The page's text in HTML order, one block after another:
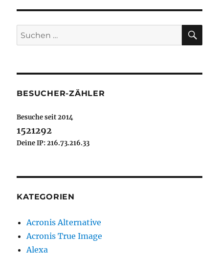
Suchen
nach:
BESUCHER-ZÄHLER
Besuche seit 2014
1521292
Deine IP: 216.73.216.33
KATEGORIEN
Acronis Alternative
Acronis True Image
Alexa